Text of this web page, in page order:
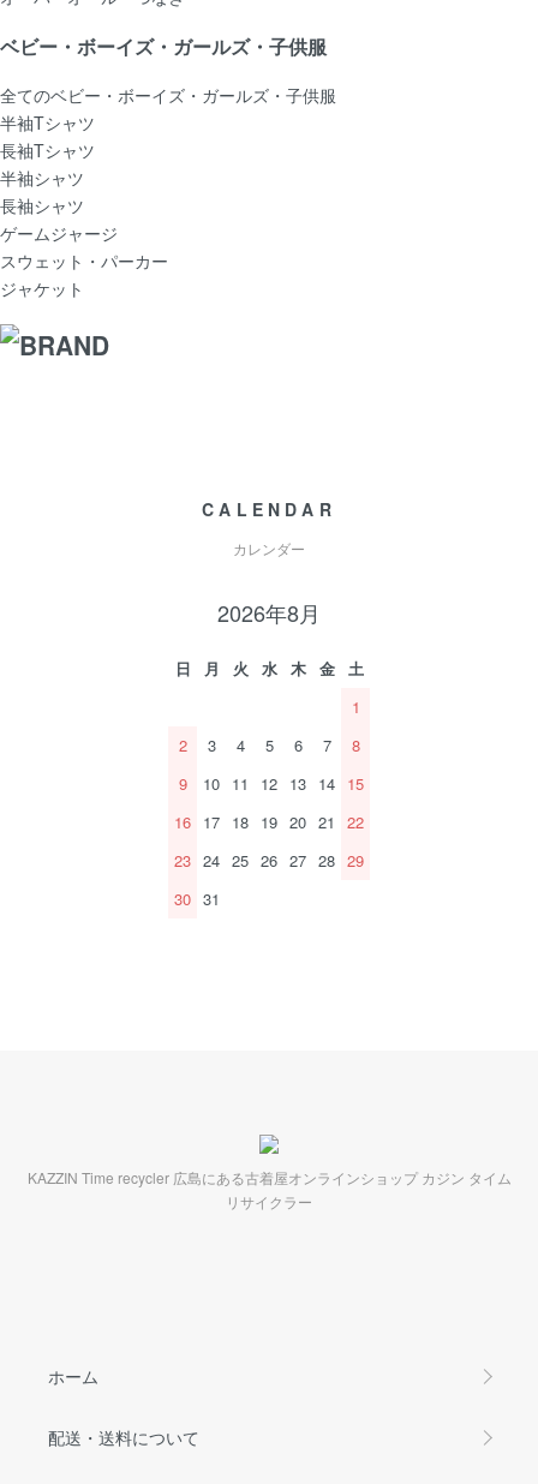
ベビー・ボーイズ・ガールズ・子供服
全てのベビー・ボーイズ・ガールズ・子供服
半袖Tシャツ
長袖Tシャツ
半袖シャツ
長袖シャツ
ゲームジャージ
スウェット・パーカー
ジャケット
CALENDAR
カレンダー
2026年8月
日 月 火 水 木 金
土
1
2
3 4 5 6 7
8
9
10 11 12 13 14 15
16 17 18 19 20 21
22
23 24 25 26 27 28 29
30 31
KAZZIN Time recycler 広島にある古着屋オンラインショップ カジン タイム
リサイクラー
ホーム
配送・送料について